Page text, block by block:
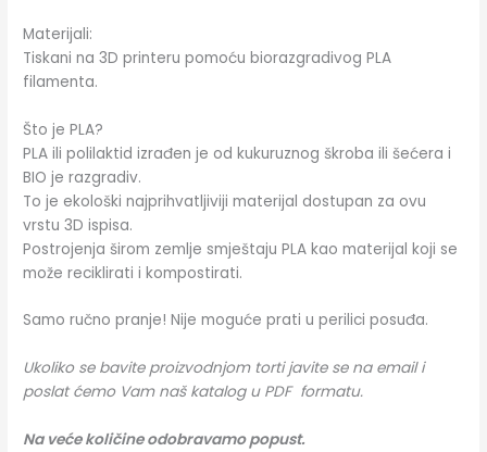
Materijali:
Tiskani na 3D printeru pomoću biorazgradivog PLA
filamenta.
Što je PLA?
PLA ili polilaktid izrađen je od kukuruznog škroba ili šećera i
BIO je razgradiv.
To je ekološki najprihvatljiviji materijal dostupan za ovu
vrstu 3D ispisa.
Postrojenja širom zemlje smještaju PLA kao materijal koji se
može reciklirati i kompostirati.
Samo ručno pranje! Nije moguće prati u perilici posuđa.
Ukoliko se bavite proizvodnjom torti javite se na email i
poslat ćemo Vam naš katalog u PDF formatu.
Na veće količine odobravamo popust.